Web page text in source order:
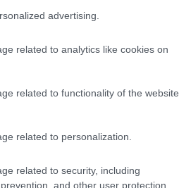
advertising.
related to analytics like cookies on
related to functionality of the website
related to personalization.
related to security, including
and other user protection.
le guardiamo
E non è servito
meno fretta,
di Roma,
“
ragionamento. Lei
è maleducazione”.
che in fondo,